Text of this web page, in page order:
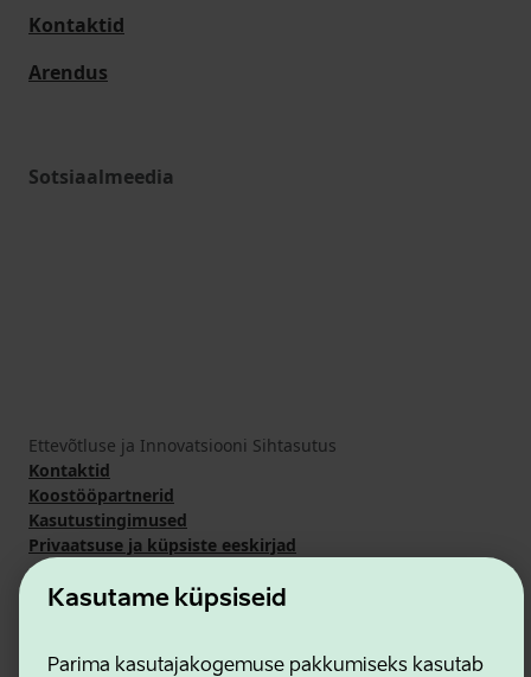
Kasutame küpsiseid
Parima kasutajakogemuse pakkumiseks kasutab
Kontaktid
Arendus
Sotsiaalmeedia
Ettevõtluse ja Innovatsiooni Sihtasutus
Kontaktid
Koostööpartnerid
Kasutustingimused
Privaatsuse ja küpsiste eeskirjad